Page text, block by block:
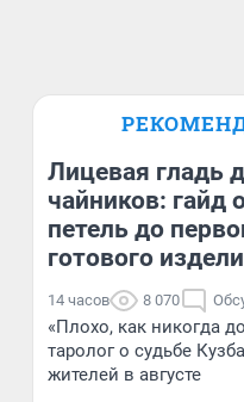
Лицевая гладь
чайников: гайд
петель до
готового
14 часов 8 070
«Плохо, как никогда
таролог о судьбе
жителей в августе